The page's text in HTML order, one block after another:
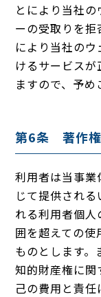
とにより当社
ーの受取りを
により当社の
けるサービス
ますので、予め
第6条 著作権
利用者は当事
じて提供され
れる利用者個
囲を超えての
ものとします
知的財産権に
己の費用と責